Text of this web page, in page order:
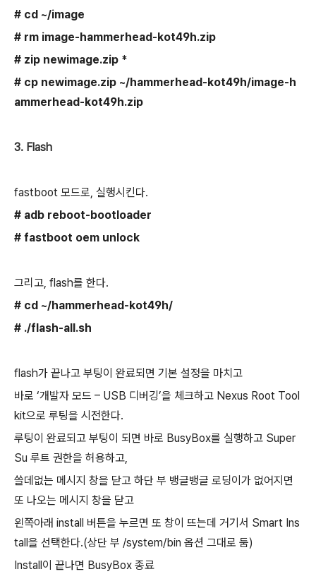
# cd ~/image
# rm image-hammerhead-kot49h.zip
# zip newimage.zip *
# cp newimage.zip ~/hammerhead-kot49h/image-h
ammerhead-kot49h.zip
3. Flash
fastboot 모드로, 실행시킨다.
# adb reboot-bootloader
# fastboot oem unlock
그리고, flash를 한다.
# cd ~/hammerhead-kot49h/
# ./flash-all.sh
flash가 끝나고 부팅이 완료되면 기본 설정을 마치고
바로 ‘개발자 모드 – USB 디버깅’을 체크하고 Nexus Root Tool
kit으로 루팅을 시전한다.
루팅이 완료되고 부팅이 되면 바로 BusyBox를 실행하고 Super
Su 루트 권한을 허용하고,
쓸데없는 메시지 창을 닫고 하단 부 뱅글뱅글 로딩이가 없어지면
또 나오는 메시지 창을 닫고
왼쪽아래 install 버튼을 누르면 또 창이 뜨는데 거기서 Smart Ins
tall을 선택한다.(상단 부 /system/bin 옵션 그대로 둠)
Install이 끝나면 BusyBox 종료